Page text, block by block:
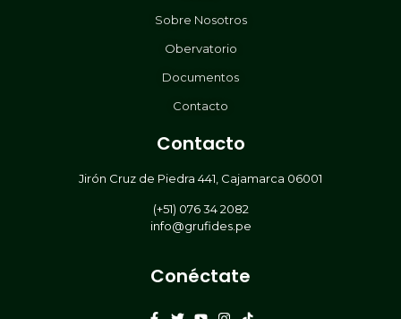
Sobre Nosotros
Obervatorio
Documentos
Contacto
Contacto
Jirón Cruz de Piedra 441, Cajamarca 06001
(+51) 076 34 2082
info@grufides.pe
Conéctate